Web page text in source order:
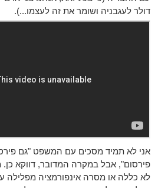
דולר לעגבניה ושומר את זה לעצמו...).
אני לא תמיד מסכים עם המשפט "גם
פירסום", אבל במקרה המדובר, דווקא
לא כללה או מסרה אינפורמציה